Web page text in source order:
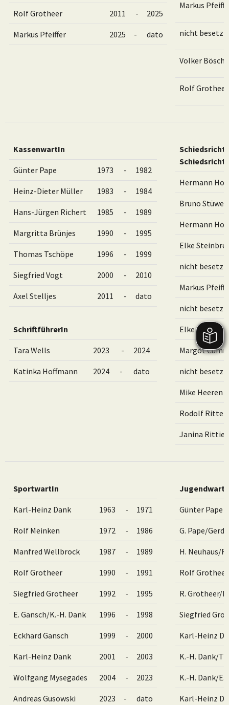
Rolf Grotheer 2011 - 2025
Markus Pfeiffer 2025 - dato
Markus
nicht besetzt
Volker
Rolf Grotheer
KassenwartIn
Günter Pape 1973 - 1982
Heinz-Dieter Müller 1983 - 1984
Hans-Jürgen Richert 1985 - 1989
Margritta Brünjes 1990 - 1995
Thomas Tschöpe 1996 - 1999
Siegfried Vogt 2000 - 2010
Axel Stelljes 2011 - dato
SchriftführerIn
Tara Wells 2023 - 2024
Katinka Hoffmann 2024 - dato
Hermann
Bruno Stüwe
Hermann
Elke
nicht besetzt
Markus
nicht besetzt
Elke
Margot
nicht besetzt
Mike Heeren
Rodolf Ritter
Janina
SportwartIn
Karl-Heinz Dank 1963 - 1971
Rolf Meinken 1972 - 1986
Manfred Wellbrock 1987 - 1989
Rolf Grotheer 1990 - 1991
Siegfried Grotheer 1992 - 1995
E. Gansch/K.-H. Dank 1996 - 1998
Eckhard Gansch 1999 - 2000
Karl-Heinz Dank 2001 - 2003
Wolfgang Mysegades 2004 - 2023
Andreas Gusowski
2023 - dato
Günter Pape
G. Pape/Gerd
H. Neuhaus/
Rolf Grotheer
R. Grotheer/
Siegfried
Karl-Heinz
K.-H. Dank/
K.-H. Dank/E.
Karl-Heinz